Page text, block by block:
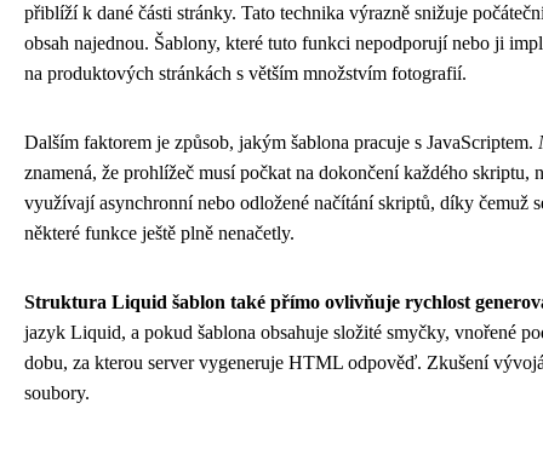
přiblíží k dané části stránky. Tato technika výrazně snižuje
obsah najednou. Šablony, které tuto funkci nepodporují nebo ji
na produktových stránkách s větším množstvím fotografií.
Dalším faktorem je způsob, jakým šablona pracuje s JavaScriptem.
znamená, že prohlížeč musí počkat na dokončení každého
využívají asynchronní nebo odložené načítání skriptů, díky čemuž
některé funkce ještě plně nenačetly.
Struktura Liquid šablon také přímo ovlivňuje rychlost
jazyk Liquid, a pokud šablona obsahuje složité smyčky, vnořené
dobu, za kterou server vygeneruje HTML odpověď. Zkušení
soubory.